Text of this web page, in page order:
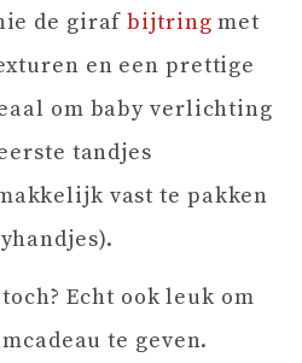
de girafbijtring met
en een prettige
om baby verlichting
tandjes
vast te pakken
Echt ook leuk om
te geven.